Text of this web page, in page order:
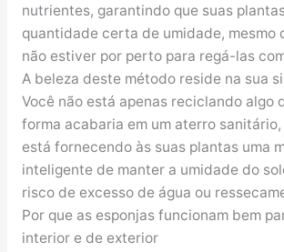
nutrientes, garantindo que suas
quantidade certa de umidade, mesmo
não estiver por perto para regá-las
A beleza deste método reside na sua
Você não está apenas reciclando algo
forma acabaria em um aterro
está fornecendo às suas plantas uma
inteligente de manter a umidade do
risco de excesso de água ou
Por que as esponjas funcionam bem
interior e de exterior